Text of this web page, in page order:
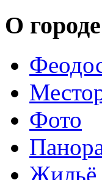
О городе
Фото
Жильё